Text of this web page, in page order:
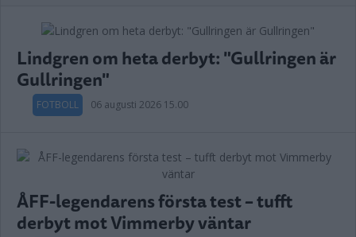
Lindgren om heta derbyt: "Gullringen är
Gullringen"
FOTBOLL 06 augusti 2026 15.00
ÅFF-legendarens första test – tufft
derbyt mot Vimmerby väntar